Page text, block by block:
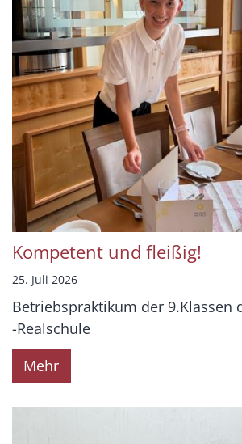
Kompetent und fleißig!
25. Juli 2026
Betriebspraktikum der 9.Klassen
-Realschule
Mehr